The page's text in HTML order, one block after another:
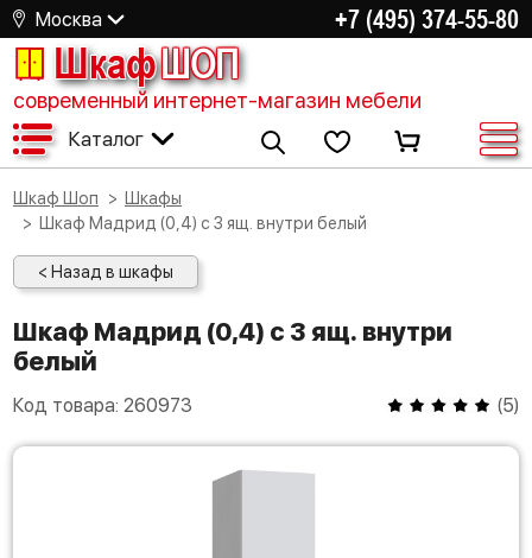
Москва +7 (495) 374-55-80
ШкафШОП
современный интернет-магазин мебели
Каталог
Шкаф Шоп
Шкафы
Шкаф Мадрид (0,4) с 3 ящ. внутри белый
< Назад в шкафы
Шкаф Мадрид (0,4) с 3 ящ. внутри
белый
Код товара: 260973 (5)